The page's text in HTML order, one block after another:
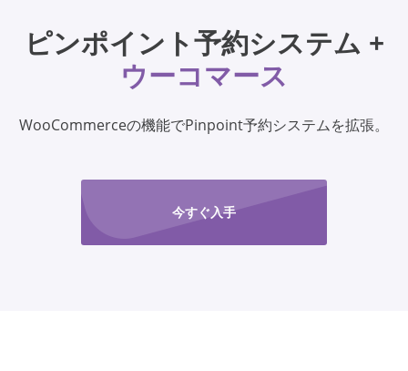
ピンポイント予約システム +
ウーコマース
WooCommerceの機能でPinpoint予約システムを拡張。
今すぐ入手